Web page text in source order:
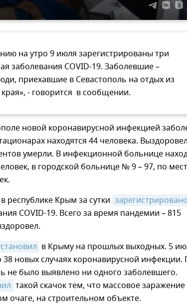
на утро 9 июля зарегистрированы три
заболевания COVID-19. Заболевшие –
приехавшие в Севастополь на отдых из
- говорится в сообщении.
новой коронавирусной инфекцией
находятся 44 человека.
умерли. В инфекционной больнице
в городской больнице № 9 – 97, по
республике Крым за сутки
COVID-19. Всего за время пандемии – 815
в Крыму на прошлых выходных. 5
новых случаях коронавирусной инфекции.
не было выявлено ни одного заболевшего.
такой скачок тем, что массовое заражение
очаге, на строительном объекте.